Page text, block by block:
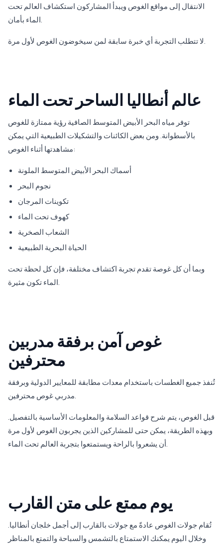
الانتقال إلى مواقع الغوص ويبدأ المشاركون استكشاف العالم تحت
الماء بأمان.
لا تتطلب التجربة أي خبرة سابقة لمن سيخوضون الغوص لأول مرة.
عالم أنطاليا الساحر تحت الماء
توفر مياه البحر الأبيض المتوسط الصافية رؤية ممتازة للغوص
بالأسطوانة. ومن بعض الكائنات والتشكيلات الطبيعية التي يمكن
مشاهدتها أثناء الغوص:
أسماك البحر الأبيض المتوسط الملونة
نجوم البحر
تكوينات المرجان
كهوف تحت الماء
الشعاب الصخرية
الحياة البحرية الطبيعية
وبما أن كل غوصة تقدم تجربة اكتشاف مختلفة، فإن كل لحظة تحت
الماء تكون مثيرة.
غوص آمن برفقة مدربين
محترفين
تُنفذ جميع الغطسات باستخدام معدات مطابقة للمعايير الدولية وبرفقة
مدربي غوص محترفين.
قبل الغوص، يتم شرح قواعد السلامة والمعلومات الأساسية بالتفصيل.
وبهذه الطريقة، يمكن حتى للمشاركين الذين يجربون الغوص لأول مرة
أن يشعروا بالراحة ويستمتعوا بتجربة العالم تحت الماء.
يوم ممتع على متن القارب
تُقام جولات الغوص عادةً مع جولات بالقارب إلى أجمل خلجان أنطاليا.
وخلال اليوم يمكنك الاستمتاع بالتشمس والسباحة والتمتع بالمناظر